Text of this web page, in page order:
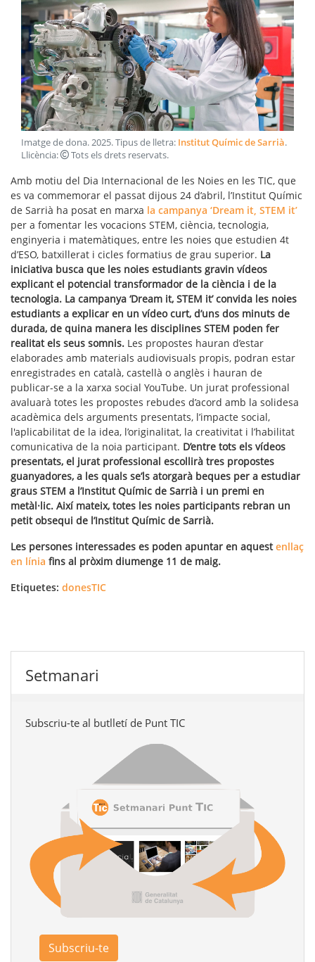
Imatge de dona.2025. Tipus de lletra: Institut Químic de Sarrià.
Llicència:
Tots els drets reservats.
Amb motiu del Dia Internacional de les Noies en les TIC, que
es va commemorar el passat dijous 24 d’abril, l’Institut Químic
de Sarrià ha posat en marxa la campanya ‘Dream it, STEM it’
per a fomentar les vocacions STEM, ciència, tecnologia,
enginyeria i matemàtiques, entre les noies que estudien 4t
d’ESO, batxillerat i cicles formatius de grau superior. La
iniciativa busca que les noies estudiants gravin vídeos
explicant el potencial transformador de la ciència i de la
tecnologia. La campanya ‘Dream it, STEM it’ convida les noies
estudiants a explicar en un vídeo curt, d’uns dos minuts de
durada, de quina manera les disciplines STEM poden fer
realitat els seus somnis. Les propostes hauran d’estar
elaborades amb materials audiovisuals propis, podran estar
enregistrades en català, castellà o anglès i hauran de
publicar-se a la xarxa social YouTube. Un jurat professional
avaluarà totes les propostes rebudes d’acord amb la solidesa
acadèmica dels arguments presentats, l’impacte social,
l'aplicabilitat de la idea, l’originalitat, la creativitat i l’habilitat
comunicativa de la noia participant. D’entre tots els vídeos
presentats, el jurat professional escollirà tres propostes
guanyadores, a les quals se’ls atorgarà beques per a estudiar
graus STEM a l’Institut Químic de Sarrià i un premi en
metàl·lic. Així mateix, totes les noies participants rebran un
petit obsequi de l’Institut Químic de Sarrià.
Les persones interessades es poden apuntar en aquestenllaç
en línia fins al pròxim diumenge 11 de maig.
Etiquetes: donesTIC
Setmanari
Subscriu-te al butlletí de Punt TIC
Subscriu-te